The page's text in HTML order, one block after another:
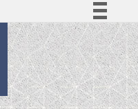
Simplifique!
Comunica BR
Participe
Acesso à informação